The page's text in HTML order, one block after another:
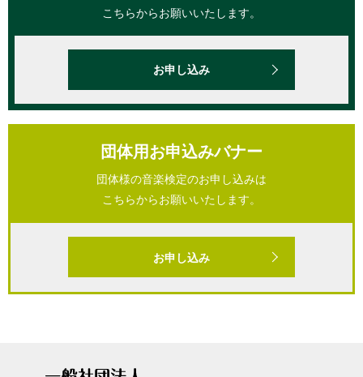
こちらからお願いいたします。
お申し込み
団体用お申込みバナー
団体様の音楽検定のお申し込みは
こちらからお願いいたします。
お申し込み